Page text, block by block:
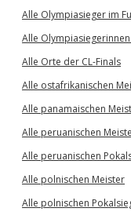
Alle Olympiasieger im
Alle
Alle Orte der CL-Finals
Alle ostafrikanischen
Alle panamaischen
Alle peruanischen
Alle peruanischen
Alle polnischen Meister
Alle polnischen